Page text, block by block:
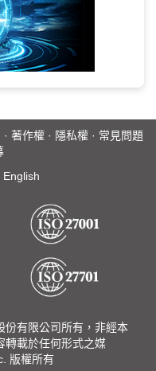
· 著作權· 隱私權· 常見問題
English
份有限公司所有，非經本
轉載於任何形式之媒
版權所有